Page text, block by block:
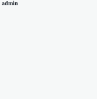
admin